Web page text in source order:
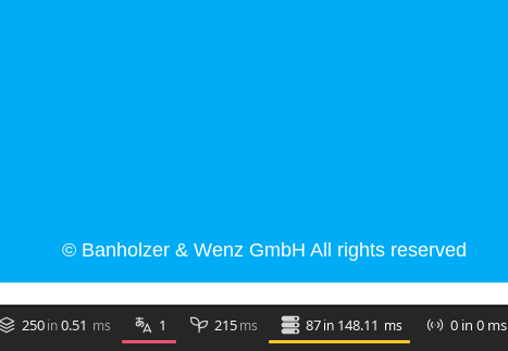
© Banholzer & Wenz GmbH All rights reserved
250in0.51 ms 1 215ms 87in 148.11 ms 0 in 0 ms